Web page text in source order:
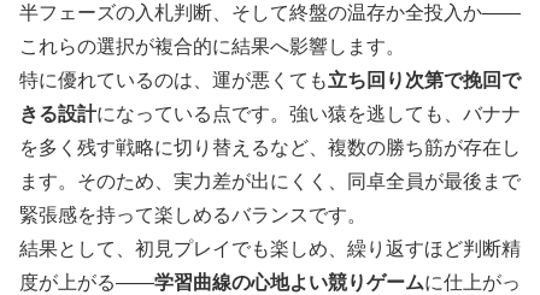
半フェーズの入札判断、そして終盤の温存か全投入か――
これらの選択が複合的に結果へ影響します。
特に優れているのは、運が悪くても立ち回り次第で挽回で
きる設計になっている点です。強い猿を逃しても、バナナ
を多く残す戦略に切り替えるなど、複数の勝ち筋が存在し
ます。そのため、実力差が出にくく、同卓全員が最後まで
緊張感を持って楽しめるバランスです。
結果として、初見プレイでも楽しめ、繰り返すほど判断精
度が上がる――学習曲線の心地よい競りゲームに仕上がっ